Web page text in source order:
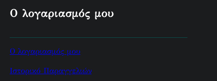
Ο λογαριασμός μου
Ο λογαριασμός μου
Ιστορικό Παραγγελιών